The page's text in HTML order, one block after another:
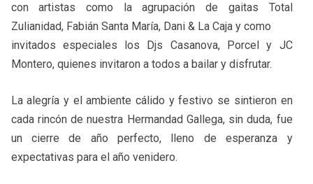
con artistas como la agrupación de gaitas Total
Zulianidad, Fabián Santa María, Dani & La Caja y como
invitados especiales los Djs Casanova, Porcel y JC
Montero, quienes invitaron a todos a bailar y disfrutar.
La alegría y el ambiente cálido y festivo se sintieron en
cada rincón de nuestra Hermandad Gallega, sin duda, fue
un cierre de año perfecto, lleno de esperanza y
expectativas para el año venidero.